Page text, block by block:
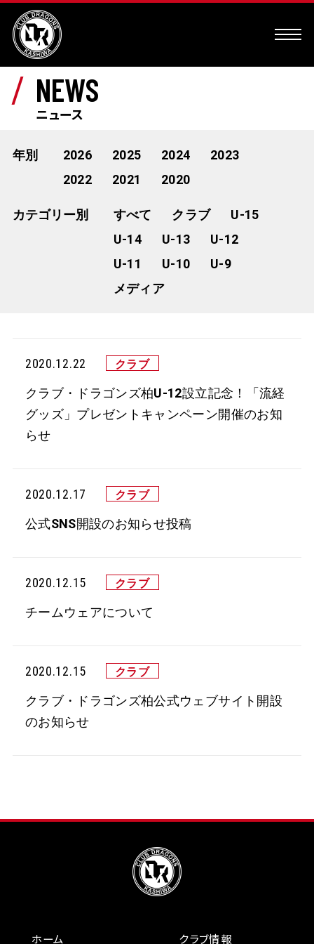
NEWS
ニュース
年別 2026 2025 2024
2023
2022
2021 2020
カテゴリー別 すべて クラブ
U-15
U-14
U-13
U-12
U-11
U-10
U-9
メディア
2020.12.22
クラブ・ドラゴンズ柏U-12設立記念！「流経
グッズ」プレゼントキャンペーン開催のお知
らせ
2020.12.17
公式SNS開設のお知らせ投稿
2020.12.15
チームウェアについて
2020.12.15
クラブ・ドラゴンズ柏公式ウェブサイト開設
のお知らせ
ホーム クラブ情報